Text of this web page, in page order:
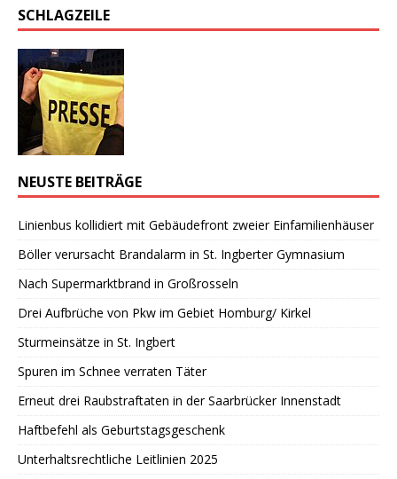
SCHLAGZEILE
NEUSTE BEITRÄGE
Linienbus kollidiert mit Gebäudefront zweier Einfamilienhäuser
Böller verursacht Brandalarm in St. Ingberter Gymnasium
Nach Supermarktbrand in Großrosseln
Drei Aufbrüche von Pkw im Gebiet Homburg/ Kirkel
Sturmeinsätze in St. Ingbert
Spuren im Schnee verraten Täter
Erneut drei Raubstraftaten in der Saarbrücker Innenstadt
Haftbefehl als Geburtstagsgeschenk
Unterhaltsrechtliche Leitlinien 2025